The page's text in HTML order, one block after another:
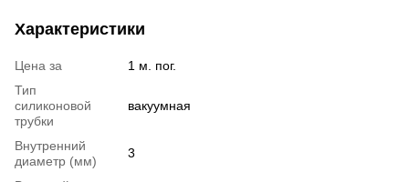
Характеристики
Цена за
1 м. пог.
Тип
силиконовой
трубки
вакуумная
Внутренний
диаметр (мм)
3